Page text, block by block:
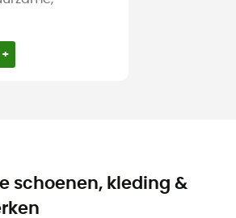
schoenen, kleding &